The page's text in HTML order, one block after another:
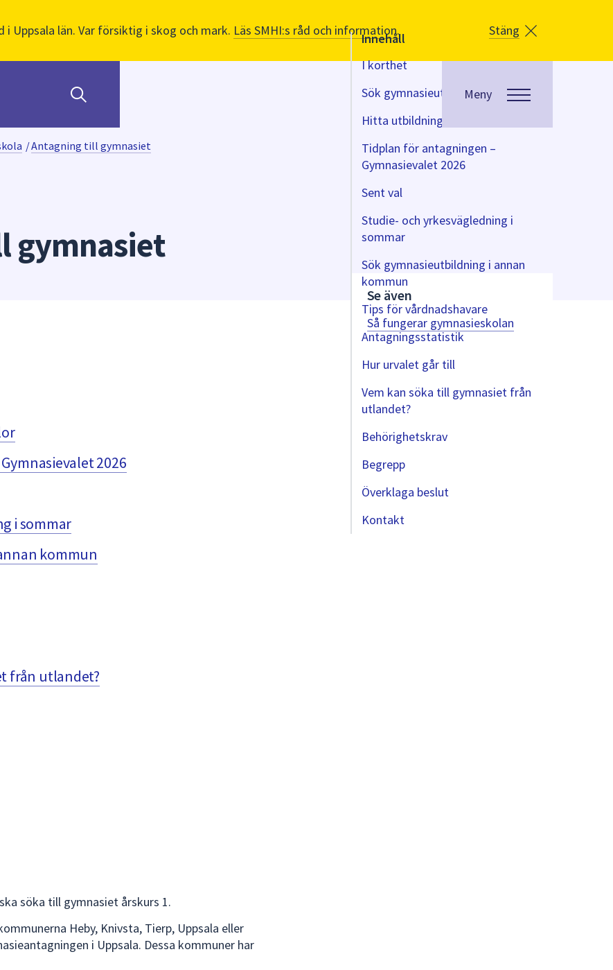
Uppsala län. Var försiktig i skog och mark. Läs SMHI:s råd och information. Stäng
Meny
/Antagning till gymnasiet
gymnasiet
2026
i sommar
kommun
från utlandet?
söka till gymnasiet årskurs 1.
Heby, Knivsta, Tierp, Uppsala eller
i Uppsala. Dessa kommuner har
Se även
Så fungerar gymnasieskolan
Innehåll
I korthet
Sök gymnasieutbildning
Hitta utbildningar och skolor
Tidplan för antagningen –
Gymnasievalet 2026
Sent val
Studie- och yrkesvägledning i
sommar
Sök gymnasieutbildning i annan
kommun
Tips för vårdnadshavare
Antagningsstatistik
Hur urvalet går till
Vem kan söka till gymnasiet från
utlandet?
Behörighetskrav
Begrepp
Överklaga beslut
Kontakt